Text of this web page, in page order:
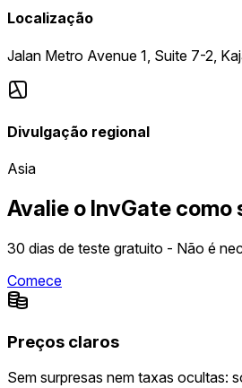
Localização
Jalan Metro Avenue 1, Suite 7-2,
Divulgação regional
Asia
Avalie o InvGate como
30 dias de teste gratuito - Não é
Comece
Preços claros
Sem surpresas nem taxas ocultas: